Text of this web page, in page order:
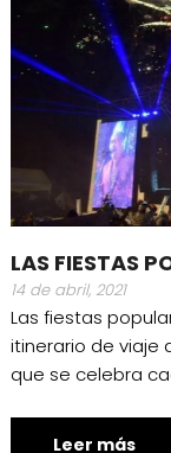
LAS FIESTAS
14 de abril, 2021
Las fiestas
itinerario de viaje
que se celebra
Leer más